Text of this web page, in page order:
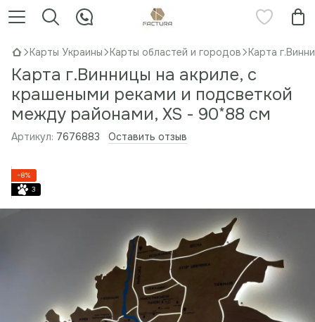
Карты Украины Карты областей и городов Карта
Карта г.Винницы на акриле, с
крашеными реками и подсветкой
между районами, XS - 90*88 см
Артикул: 7676883 Оставить отзыв
−8%
3